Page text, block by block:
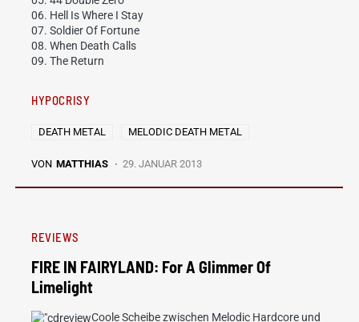
06. Hell Is Where I Stay
07. Soldier Of Fortune
08. When Death Calls
09. The Return
HYPOCRISY
DEATH METAL MELODIC DEATH METAL
VON MATTHIAS 29. JANUAR 2013
REVIEWS
FIRE IN FAIRYLAND: For A Glimmer Of
Limelight
Coole Scheibe zwischen Melodic Hardcore und